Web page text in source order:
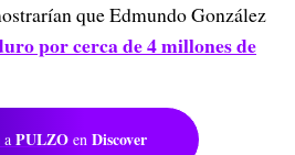
que Edmundo González
por cerca de 4 millones de
a PULZO en Discover